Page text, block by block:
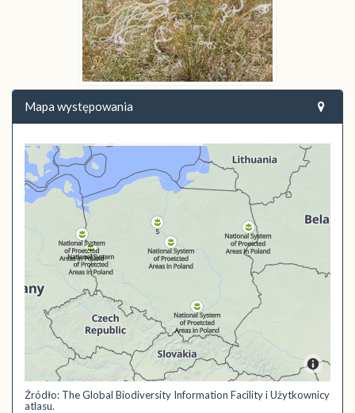
Mapa występowania
Źródło: The Global Biodiversity Information Facility i Użytkownicy
atlasu.